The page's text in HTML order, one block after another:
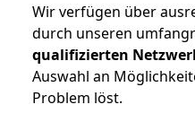
Wir verfügen über
durch unseren
qualifizierten
Auswahl an
Problem löst.